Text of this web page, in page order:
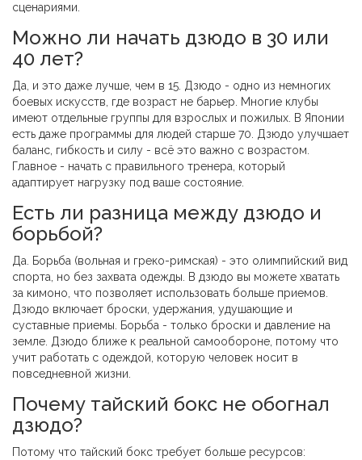
сценариями.
Можно ли начать дзюдо в 30 или
40 лет?
Да, и это даже лучше, чем в 15. Дзюдо - одно из немногих
боевых искусств, где возраст не барьер. Многие клубы
имеют отдельные группы для взрослых и пожилых. В Японии
есть даже программы для людей старше 70. Дзюдо улучшает
баланс, гибкость и силу - всё это важно с возрастом.
Главное - начать с правильного тренера, который
адаптирует нагрузку под ваше состояние.
Есть ли разница между дзюдо и
борьбой?
Да. Борьба (вольная и греко-римская) - это олимпийский вид
спорта, но без захвата одежды. В дзюдо вы можете хватать
за кимоно, что позволяет использовать больше приемов.
Дзюдо включает броски, удержания, удушающие и
суставные приемы. Борьба - только броски и давление на
земле. Дзюдо ближе к реальной самообороне, потому что
учит работать с одеждой, которую человек носит в
повседневной жизни.
Почему тайский бокс не обогнал
дзюдо?
Потому что тайский бокс требует больше ресурсов: